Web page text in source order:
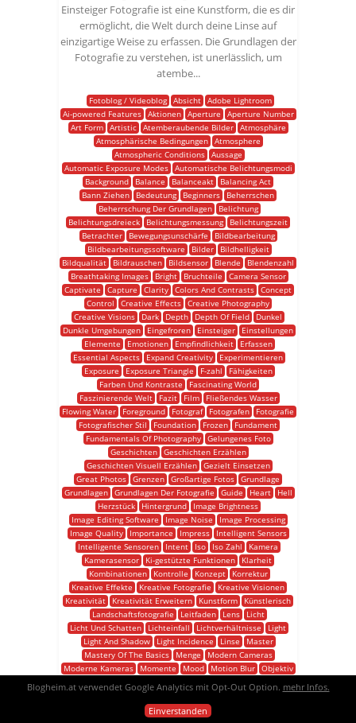
Einsteiger Fotografie ist eine Kunstform, die es dir
ermöglicht, die Welt durch deine Linse auf
einzigartige Weise zu erfassen. Die Grundlagen der
Fotografie zu verstehen, ist unerlässlich, um
atembe...
Fotoblog / Videoblog Absicht
Adobe Lightroom
Ai-powered Features
Aktionen Aperture
Aperture Number
Art Form
Artistic Atemberaubende Bilder
Atmosphäre
Atmosphärische Bedingungen
Atmosphere
Atmospheric Conditions
Aussage
Automatic Exposure Modes
Automatische Belichtungsmodi
Background
Balance Balanceakt
Balancing Act
Bann Ziehen
Bedeutung Beginners
Beherrschen
Beherrschung Der Grundlagen
Belichtung
Belichtungsdreieck
Belichtungsmessung
Belichtungszeit
Betrachter
Bewegungsunschärfe
Bildbearbeitung
Bildbearbeitungssoftware
Bilder
Bildhelligkeit
Bildqualität
Bildrauschen Bildsensor Blende
Blendenzahl
Breathtaking Images
Bright Bruchteile
Camera Sensor
Captivate
Capture Clarity Colors And Contrasts Concept
Control
Creative Effects Creative Photography
Creative Visions
Dark Depth Depth Of Field
Dunkel
Dunkle Umgebungen
Eingefroren Einsteiger
Einstellungen
Elemente
Emotionen Empfindlichkeit
Erfassen
Essential Aspects
Expand Creativity
Experimentieren
Exposure
Exposure Triangle F-zahl
Fähigkeiten
Farben Und Kontraste
Fascinating World
Faszinierende Welt
Fazit Film
Fließendes Wasser
Flowing Water
Foreground Fotograf Fotografen
Fotografie
Fotografischer Stil
Foundation Frozen
Fundament
Fundamentals Of Photography
Gelungenes Foto
Geschichten
Geschichten Erzählen
Geschichten Visuell Erzählen
Gezielt Einsetzen
Great Photos Grenzen Großartige Fotos Grundlage
Grundlagen
Grundlagen Der Fotografie Guide Heart
Hell
Herzstück
Hintergrund
Image Brightness
Image Editing Software
Image Noise
Image Processing
Image Quality
Importance Impress
Intelligent Sensors
Intelligente Sensoren
Intent Iso Iso Zahl
Kamera
Kamerasensor
Ki-gestützte Funktionen
Klarheit
Kombinationen
Kontrolle Konzept
Korrektur
Kreative Effekte
Kreative Fotografie
Kreative Visionen
Kreativität
Kreativität Erweitern Kunstform
Künstlerisch
Landschaftsfotografie
Leitfaden Lens
Licht
Licht Und Schatten
Lichteinfall Lichtverhältnisse
Light
Light And Shadow
Light Incidence Linse
Master
Mastery Of The Basics
Menge
Modern Cameras
Moderne Kameras
Momente Mood Motion Blur
Objektiv
Opening Overexposed Shot
Passing Cars
Photographic Style Photography
Photoshop
Praxis
Professional Cameras
Blogheim.at verwendet Google Analytics mit Opt-Out Option. mehr Infos.
Einverstanden